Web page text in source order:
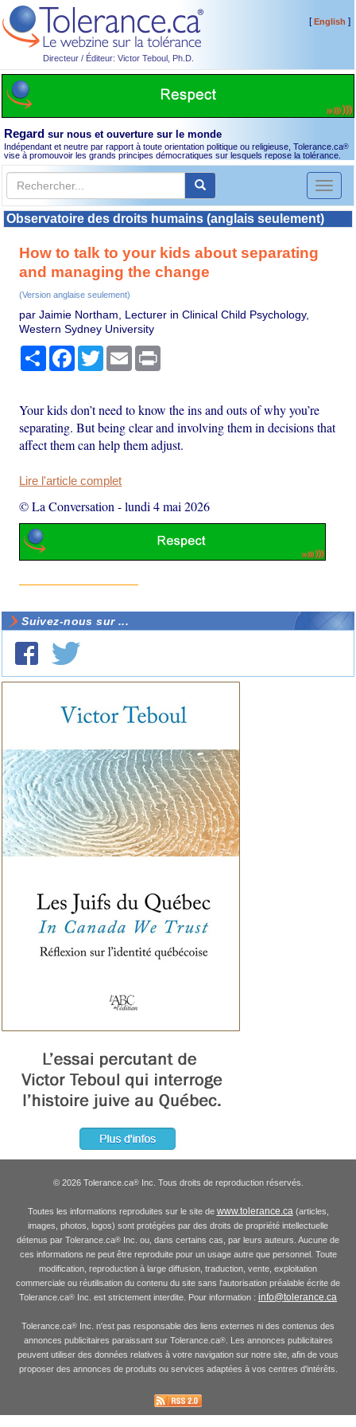
Directeur / Éditeur: Victor Teboul, Ph.D.
[English ]
Regard sur nous et ouverture sur le monde
Indépendant et neutre par rapport à toute orientation politique ou religieuse, Tolerance.ca®
vise à promouvoir les grands principes démocratiques sur lesquels repose la tolérance.
Toggle
Observatoire des droits humains (anglais seulement)
How to talk to your kids about separating
and managing the change
(Version anglaise seulement)
par Jaimie Northam, Lecturer in Clinical Child Psychology,
Western Sydney University
PartagerFacebook
TwitterEmail
Your kids don’t need to know the ins and outs of why you’re
separating. But being clear and involving them in decisions that
affect them can help them adjust.
Lire l'article complet
© La Conversation -lundi 4 mai 2026
Suivez-nous sur ...
© 2026 Tolerance.ca®Inc. Tous droits de reproduction réservés.
Toutes les informations reproduites sur le site de www.tolerance.ca(articles,
images, photos, logos) sont protégées par des droits de propriété intellectuelle
détenus par Tolerance.ca® Inc. ou, dans certains cas, par leurs auteurs. Aucune de
ces informations ne peut être reproduite pour un usage autre que personnel. Toute
modification, reproduction à large diffusion, traduction, vente, exploitation
commerciale ou réutilisation du contenu du site sans l'autorisation préalable écrite de
Tolerance.ca® Inc. est strictement interdite. Pour information : info@tolerance.ca
Tolerance.ca® Inc. n'est pas responsable des liens externes ni des contenus des
annonces publicitaires paraissant sur Tolerance.ca®. Les annonces publicitaires
peuvent utiliser des données relatives à votre navigation sur notre site, afin de vous
proposer des annonces de produits ou services adaptées à vos centres d'intérêts.